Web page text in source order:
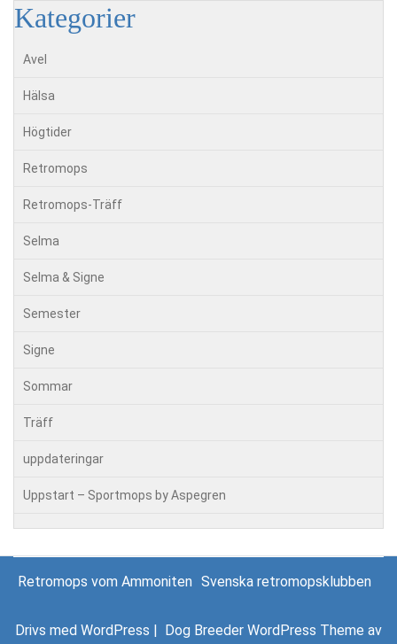
Kategorier
Avel
Hälsa
Högtider
Retromops
Retromops-Träff
Selma
Selma & Signe
Semester
Signe
Sommar
Träff
uppdateringar
Uppstart – Sportmops by Aspegren
Retromops vom Ammoniten Svenska retromopsklubben
Drivs med WordPress | Dog Breeder WordPress Theme av